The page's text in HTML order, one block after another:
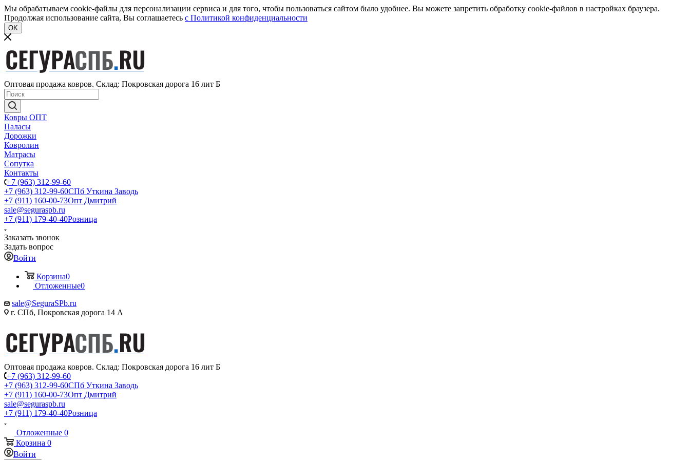
Мы обрабатываем cookie-файлы для персонализации сервиса и для того, чтобы пользоваться сайтом было удобнее. Вы можете запретить обработку cookie-файлов в настройках браузера.
Продолжая использование сайта, Вы соглашаетесь c Политикой конфиденциальности
OK
Оптовая продажа ковров. Склад: Покровская дорога 16 лит Б
Ковры ОПТ
Паласы
Дорожки
Ковролин
Матрасы
Сопутка
Контакты
+7 (963) 312-99-60
+7 (963) 312-99-60СПб Уткина Заводь
+7 (911) 160-00-73Опт Дмитрий
sale@seguraspb.ru
+7 (911) 179-40-40Розница
Заказать звонок
Задать вопрос
Войти
Корзина0
Отложенные0
sale@SeguraSPb.ru
г. СПб, Покровская дорога 14 А
Оптовая продажа ковров. Склад: Покровская дорога 16 лит Б
+7 (963) 312-99-60
+7 (963) 312-99-60СПб Уткина Заводь
+7 (911) 160-00-73Опт Дмитрий
sale@seguraspb.ru
+7 (911) 179-40-40Розница
Отложенные 0
Корзина 0
Войти